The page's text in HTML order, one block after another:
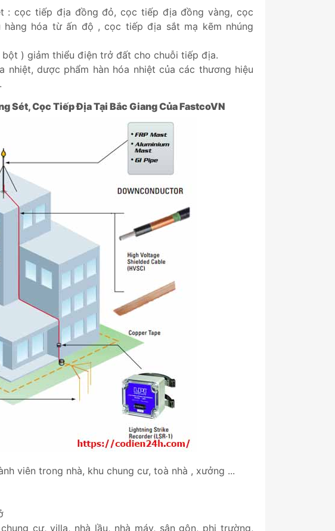
: cọc tiếp địa đồng đỏ, cọc tiếp địa đồng vàng, cọc
hóa từ ấn độ , cọc tiếp địa sắt mạ kẽm nhúng
) giảm thiểu điện trở đất cho chuỗi tiếp địa.
nhiệt, dược phẩm hàn hóa nhiệt của các thương hiệu
Sét, Cọc Tiếp Địa Tại Bắc GiangCủaFastcoVN
viên trong nhà, khu chung cư, toà nhà , xưởng ...
cư, villa, nhà lầu, nhà máy, sân gôn, phi trường,